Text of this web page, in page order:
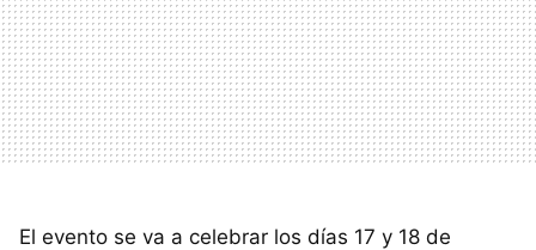
El evento se va a celebrar los días 17 y 18 de